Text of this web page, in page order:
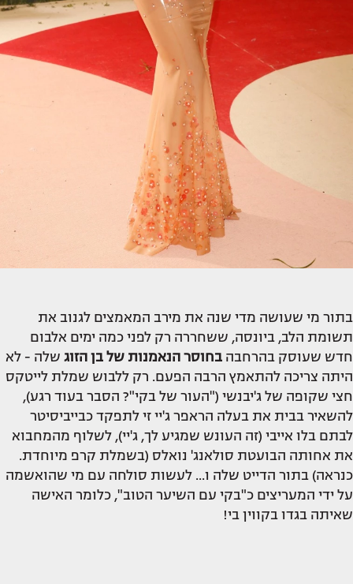
בתור מי שעושה מדי שנה את מירב המאמצים לגנוב את
תשומת הלב, ביונסה, ששחררה רק לפני כמה ימים אלבום
חדש שעוסק בהרחבה בחוסר הנאמנות של בן הזוג שלה - לא
היתה צריכה להתאמץ הרבה הפעם. רק ללבוש שמלת לייטקס
חצי שקופה של ג'יבנשי ("העור של בקי"? הסבר בעוד רגע),
להשאיר בבית את בעלה הראפר ג'יי זי לתפקד כבייביסיטר
לבתם בלו אייבי (זה העונש שמגיע לך, ג'יי), לשלוף מהמחבוא
את אחותה הבועטת סולאנג' נואלס (בשמלת קרפ מיוחדת.
כנראה) בתור הדייט שלה ו... לעשות סולחה עם מי שהואשמה
על ידי המעריצים כ"בקי עם השיער הטוב", כלומר האישה
שאיתה בגדו בקווין בי!